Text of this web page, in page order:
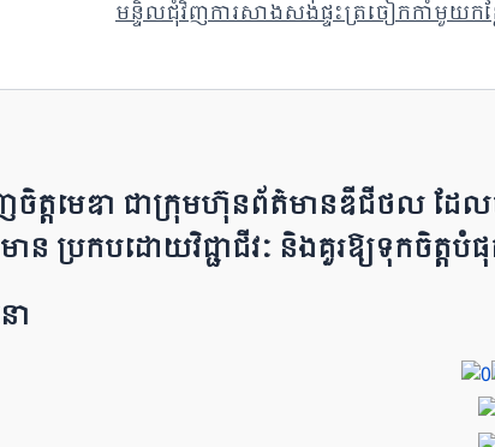
មន្ទិលជុំវិញការសាងសង់ផ្ទះត្រចៀកកាំមួយកន្
ត្តមេឌា ជា​ក្រុ​​​​​ម​​​ហ៊ុន​ព័ត៌មាន​ឌីជីថល ដែ​ល
ា​​​​ន ប្រក​ប​ដោ​​​​​​យ​វិជ្ជាជីវៈ និ​ងគួរ​ឱ្យ​ទុកចិត្ត​
ា